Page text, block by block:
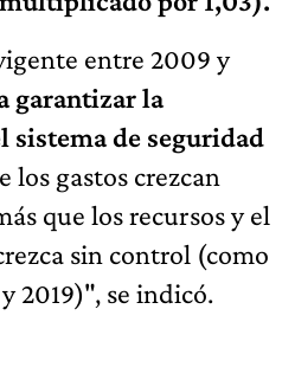
entre 2009 y
garantizar la
sistema de seguridad
los gastos crezcan
que los recursos y el
sin control (como
2019)", se indicó.